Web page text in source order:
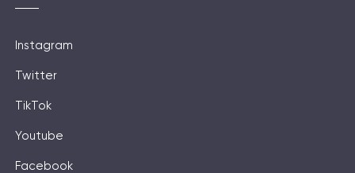
Instagram
Twitter
TikTok
Youtube
Facebook